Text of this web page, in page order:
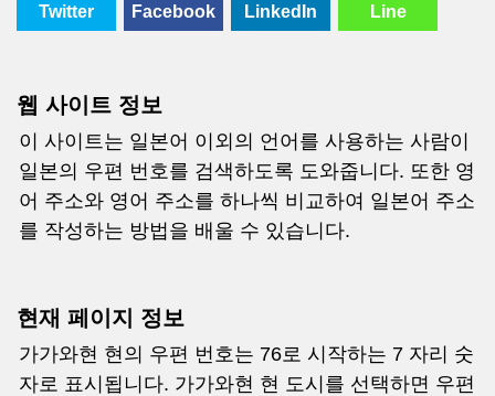
Twitter Facebook LinkedIn Line
웹 사이트 정보
이 사이트는 일본어 이외의 언어를 사용하는 사람이
일본의 우편 번호를 검색하도록 도와줍니다. 또한 영
어 주소와 영어 주소를 하나씩 비교하여 일본어 주소
를 작성하는 방법을 배울 수 있습니다.
현재 페이지 정보
가가와현 현의 우편 번호는 76로 시작하는 7 자리 숫
자로 표시됩니다. 가가와현 현 도시를 선택하면 우편